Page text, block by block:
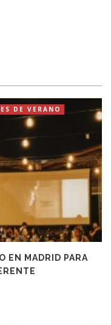
DE VERANO
EN MADRID PARA